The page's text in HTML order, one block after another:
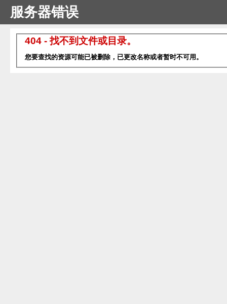
服务器错误
404 - 找不到文件或目录。
您要查找的资源可能已被删除，已更改名称或者暂时不可用。